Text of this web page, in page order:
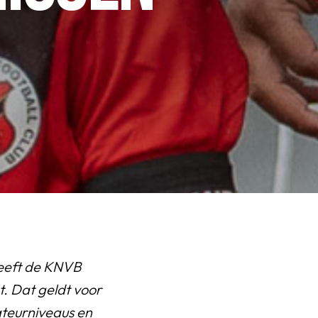
de KNVB
Dat geldt voor
en